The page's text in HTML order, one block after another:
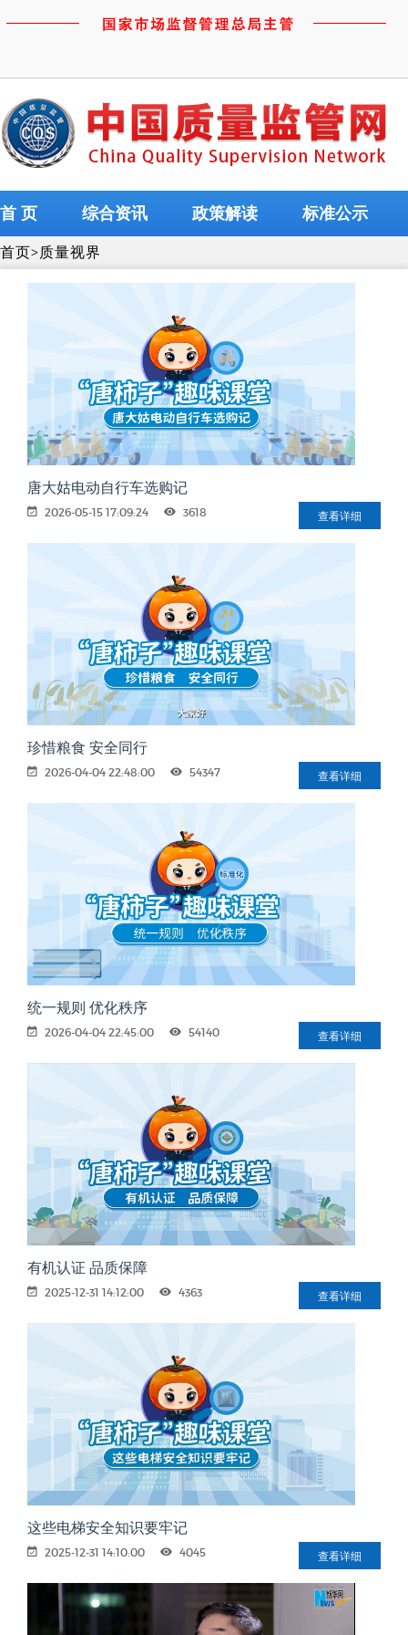
首 页 综合资讯 政策解读 标准公示
首页>质量视界
唐大姑电动自行车选购记
2026-05-15 17:09:24 3618 查看详细
珍惜粮食 安全同行
2026-04-04 22:48:00 54347 查看详细
统一规则 优化秩序
2026-04-04 22:45:00 54140 查看详细
有机认证 品质保障
2025-12-31 14:12:00 4363 查看详细
这些电梯安全知识要牢记
2025-12-31 14:10:00 4045 查看详细